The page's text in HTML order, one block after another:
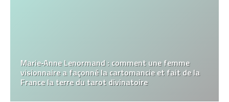
Marie‑Anne Lenormand : comment une femme
visionnaire a façonné la cartomancie et fait de la
France la terre du tarot divinatoire